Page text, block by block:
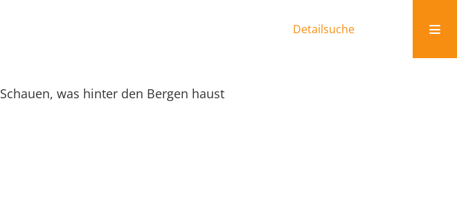
Detailsuche
Schauen, was hinter den Bergen haust